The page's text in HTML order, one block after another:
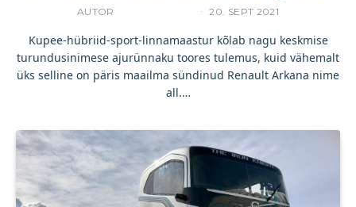
AUTOR 20. SEPT 2021
Kupee-hübriid-sport-linnamaastur kõlab nagu keskmise
turundusinimese ajurünnaku toores tulemus, kuid vähemalt
üks selline on päris maailma sündinud Renault Arkana nime
all.…